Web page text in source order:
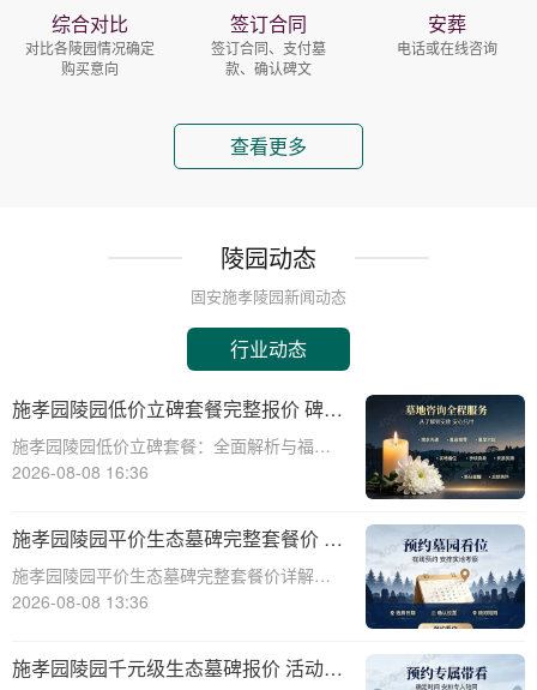
综合对比
对比各陵园情况确定
购买意向
签订合同
签订合同、支付墓
款、确认碑文
安葬
电话或在线咨询
查看更多
陵园动态
固安施孝陵园新闻动态
行业动态
施孝园陵园低价立碑套餐完整报价 碑体
耗材全部包含在内详解与福利活动介绍
施孝园陵园低价立碑套餐：全面解析与福利
活动介绍☎ 施孝园陵园电话:400-838-5063
题。施孝园陵园，作为一家致力于提供高质
量、个性化殡葬服务的陵园，始终秉持
2026-08-08 16:36
施孝园陵园平价生态墓碑完整套餐价 刻
字绿化全部包含在内详解与选购指南
施孝园陵园平价生态墓碑完整套餐价详解与
选购指南☎ 施孝园陵园电话:400-838-5063
注重环保和个性化。施孝园陵园提供的平价
生态墓碑完整套餐，正是顺应这一趋
2026-08-08 13:36
施孝园陵园千元级生态墓碑报价 活动期